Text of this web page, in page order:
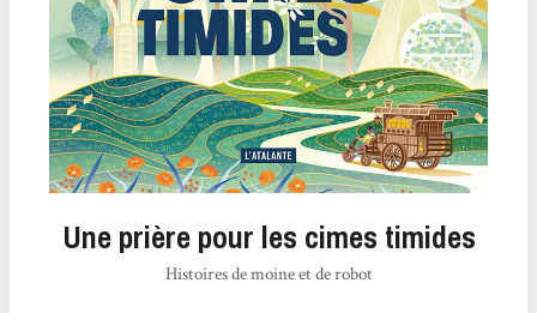
Une prière pour les cimes timides
Histoires de moine et de robot